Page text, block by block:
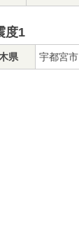
度1
県 宇都宮市